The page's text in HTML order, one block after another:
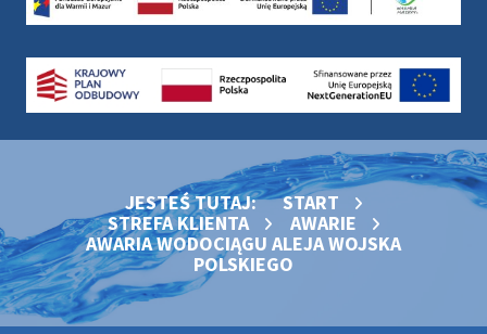
JESTEŚ TUTAJ:
START
STREFA KLIENTA
AWARIE
AWARIA WODOCIĄGU ALEJA WOJSKA
POLSKIEGO